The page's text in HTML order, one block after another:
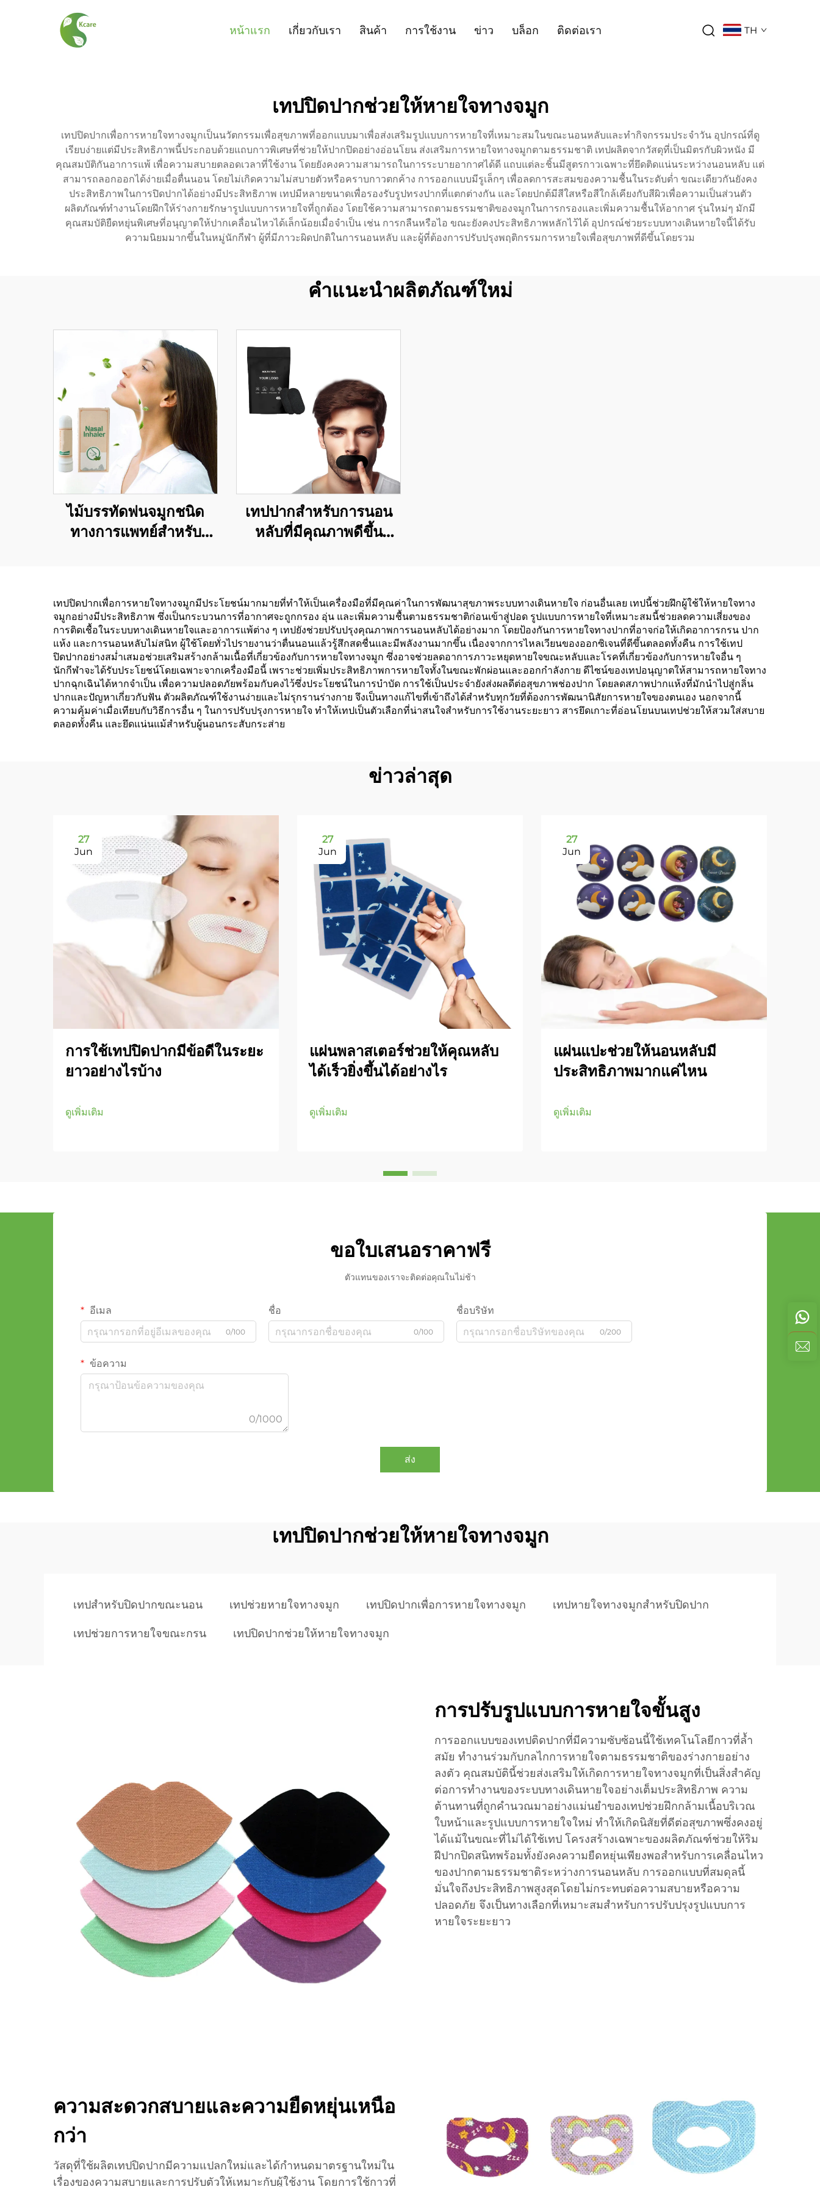
หน้าแรก เกี่ยวกับเรา สินค้า การใช้งาน ข่าว บล็อก ติดต่อเรา TH
เทปปิดปากช่วยให้หายใจทางจมูก
เทปปิดปากเพื่อการหายใจทางจมูกเป็นนวัตกรรมเพื่อสุขภาพที่ออกแบบมาเพื่อส่งเสริมรูปแบบการหายใจที่เหมาะสมในขณะนอนหลับและทำกิจกรรมประจำวัน อุปกรณ์ที่ดู
เรียบง่ายแต่มีประสิทธิภาพนี้ประกอบด้วยแถบกาวพิเศษที่ช่วยให้ปากปิดอย่างอ่อนโยน ส่งเสริมการหายใจทางจมูกตามธรรมชาติ เทปผลิตจากวัสดุที่เป็นมิตรกับผิวหนัง มี
คุณสมบัติกันอาการแพ้ เพื่อความสบายตลอดเวลาที่ใช้งาน โดยยังคงความสามารถในการระบายอากาศได้ดี แถบแต่ละชิ้นมีสูตรกาวเฉพาะที่ยึดติดแน่นระหว่างนอนหลับ แต่
สามารถลอกออกได้ง่ายเมื่อตื่นนอน โดยไม่เกิดความไม่สบายตัวหรือคราบกาวตกค้าง การออกแบบมีรูเล็กๆ เพื่อลดการสะสมของความชื้นในระดับต่ำ ขณะเดียวกันยังคง
ประสิทธิภาพในการปิดปากได้อย่างมีประสิทธิภาพ เทปมีหลายขนาดเพื่อรองรับรูปทรงปากที่แตกต่างกัน และโดยปกต้มีสีใสหรือสีใกล้เคียงกับสีผิวเพื่อความเป็นส่วนตัว
ผลิตภัณฑ์ทำงานโดยฝึกให้ร่างกายรักษารูปแบบการหายใจที่ถูกต้อง โดยใช้ความสามารถตามธรรมชาติของจมูกในการกรองและเพิ่มความชื้นให้อากาศ รุ่นใหม่ๆ มักมี
คุณสมบัติยืดหยุ่นพิเศษที่อนุญาตให้ปากเคลื่อนไหวได้เล็กน้อยเมื่อจำเป็น เช่น การกลืนหรือไอ ขณะยังคงประสิทธิภาพหลักไว้ได้ อุปกรณ์ช่วยระบบทางเดินหายใจนี้ได้รับ
ความนิยมมากขึ้นในหมู่นักกีฬา ผู้ที่มีภาวะผิดปกติในการนอนหลับ และผู้ที่ต้องการปรับปรุงพฤติกรรมการหายใจเพื่อสุขภาพที่ดีขึ้นโดยรวม
คำแนะนำผลิตภัณฑ์ใหม่
ไม้บรรทัดพ่นจมูกชนิด
ทางการแพทย์สำหรับ
สะดวกในรูปแบบหลอดพ่น
เทปปากสำหรับการนอน
หลับที่มีคุณภาพดีขึ้น
การหายใจทางจมูกที่ดีกว่า
เทปปิดปากเพื่อการหายใจทางจมูกมีประโยชน์มากมายที่ทำให้เป็นเครื่องมือที่มีคุณค่าในการพัฒนาสุขภาพระบบทางเดินหายใจ ก่อนอื่นเลย เทปนี้ช่วยฝึกผู้ใช้ให้หายใจทาง
จมูกอย่างมีประสิทธิภาพ ซึ่งเป็นกระบวนการที่อากาศจะถูกกรอง อุ่น และเพิ่มความชื้นตามธรรมชาติก่อนเข้าสู่ปอด รูปแบบการหายใจที่เหมาะสมนี้ช่วยลดความเสี่ยงของ
การติดเชื้อในระบบทางเดินหายใจและอาการแพ้ต่าง ๆ เทปยังช่วยปรับปรุงคุณภาพการนอนหลับได้อย่างมาก โดยป้องกันการหายใจทางปากที่อาจก่อให้เกิดอาการกรน ปาก
แห้ง และการนอนหลับไม่สนิท ผู้ใช้โดยทั่วไปรายงานว่าตื่นนอนแล้วรู้สึกสดชื่นและมีพลังงานมากขึ้น เนื่องจากการไหลเวียนของออกซิเจนที่ดีขึ้นตลอดทั้งคืน การใช้เทป
ปิดปากอย่างสม่ำเสมอช่วยเสริมสร้างกล้ามเนื้อที่เกี่ยวข้องกับการหายใจทางจมูก ซึ่งอาจช่วยลดอาการภาวะหยุดหายใจขณะหลับและโรคที่เกี่ยวข้องกับการหายใจอื่น ๆ
นักกีฬาจะได้รับประโยชน์โดยเฉพาะจากเครื่องมือนี้ เพราะช่วยเพิ่มประสิทธิภาพการหายใจทั้งในขณะพักผ่อนและออกกำลังกาย ดีไซน์ของเทปอนุญาตให้สามารถหายใจทาง
ปากฉุกเฉินได้หากจำเป็น เพื่อความปลอดภัยพร้อมกับคงไว้ซึ่งประโยชน์ในการบำบัด การใช้เป็นประจำยังส่งผลดีต่อสุขภาพช่องปาก โดยลดสภาพปากแห้งที่มักนำไปสู่กลิ่น
ปากและปัญหาเกี่ยวกับฟัน ตัวผลิตภัณฑ์ใช้งานง่ายและไม่รุกรานร่างกาย จึงเป็นทางแก้ไขที่เข้าถึงได้สำหรับทุกวัยที่ต้องการพัฒนานิสัยการหายใจของตนเอง นอกจากนี้
ความคุ้มค่าเมื่อเทียบกับวิธีการอื่น ๆ ในการปรับปรุงการหายใจ ทำให้เทปเป็นตัวเลือกที่น่าสนใจสำหรับการใช้งานระยะยาว สารยึดเกาะที่อ่อนโยนบนเทปช่วยให้สวมใส่สบาย
ตลอดทั้งคืน และยึดแน่นแม้สำหรับผู้นอนกระสับกระส่าย
ข่าวล่าสุด
27
Jun
การใช้เทปปิดปากมีข้อดีในระยะ
ยาวอย่างไรบ้าง
ดูเพิ่มเติม
27
Jun
แผ่นพลาสเตอร์ช่วยให้คุณหลับ
ได้เร็วยิ่งขึ้นได้อย่างไร
ดูเพิ่มเติม
27
Jun
แผ่นแปะช่วยให้นอนหลับมี
ประสิทธิภาพมากแค่ไหน
ดูเพิ่มเติม
ขอใบเสนอราคาฟรี
ตัวแทนของเราจะติดต่อคุณในไม่ช้า
อีเมล
0/100
ชื่อ
0/100
ชื่อบริษัท
0/200
ข้อความ
0/1000
ส่ง
เทปปิดปากช่วยให้หายใจทางจมูก
เทปสำหรับปิดปากขณะนอน เทปช่วยหายใจทางจมูก เทปปิดปากเพื่อการหายใจทางจมูก เทปหายใจทางจมูกสำหรับปิดปาก
เทปช่วยการหายใจขณะกรน เทปปิดปากช่วยให้หายใจทางจมูก
การปรับรูปแบบการหายใจขั้นสูง
การออกแบบของเทปติดปากที่มีความซับซ้อนนี้ใช้เทคโนโลยีกาวที่ล้ำ
สมัย ทำงานร่วมกับกลไกการหายใจตามธรรมชาติของร่างกายอย่าง
ลงตัว คุณสมบัตินี้ช่วยส่งเสริมให้เกิดการหายใจทางจมูกที่เป็นสิ่งสำคัญ
ต่อการทำงานของระบบทางเดินหายใจอย่างเต็มประสิทธิภาพ ความ
ต้านทานที่ถูกคำนวณมาอย่างแม่นยำของเทปช่วยฝึกกล้ามเนื้อบริเวณ
ใบหน้าและรูปแบบการหายใจใหม่ ทำให้เกิดนิสัยที่ดีต่อสุขภาพซึ่งคงอยู่
ได้แม้ในขณะที่ไม่ได้ใช้เทป โครงสร้างเฉพาะของผลิตภัณฑ์ช่วยให้ริม
ฝีปากปิดสนิทพร้อมทั้งยังคงความยืดหยุ่นเพียงพอสำหรับการเคลื่อนไหว
ของปากตามธรรมชาติระหว่างการนอนหลับ การออกแบบที่สมดุลนี้
มั่นใจถึงประสิทธิภาพสูงสุดโดยไม่กระทบต่อความสบายหรือความ
ปลอดภัย จึงเป็นทางเลือกที่เหมาะสมสำหรับการปรับปรุงรูปแบบการ
หายใจระยะยาว
ความสะดวกสบายและความยืดหยุ่นเหนือ
กว่า
วัสดุที่ใช้ผลิตเทปปิดปากมีความแปลกใหม่และได้กำหนดมาตรฐานใหม่ใน
เรื่องของความสบายและการปรับตัวให้เหมาะกับผู้ใช้งาน โดยการใช้กาวที่